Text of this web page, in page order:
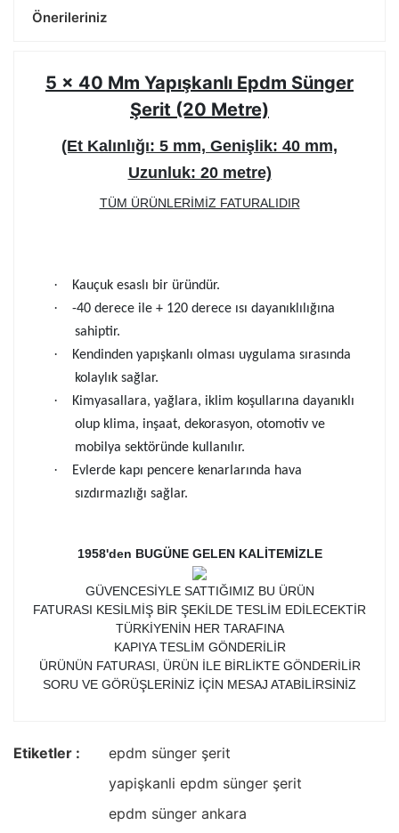
Önerileriniz
5 x 40 Mm Yapışkanlı Epdm Sünger
Şerit (20 Metre)
(Et Kalınlığı: 5 mm, Genişlik: 40 mm,
Uzunluk: 20 metre)
TÜM ÜRÜNLERİMİZ FATURALIDIR
· Kauçuk esaslı bir üründür.
·
-40 derece ile + 120 derece ısı dayanıklılığına
sahiptir.
·
Kendinden yapışkanlı olması uygulama sırasında
kolaylık sağlar.
·
Kimyasallara, yağlara, iklim koşullarına dayanıklı
olup klima, inşaat, dekorasyon, otomotiv ve
mobilya sektöründe kullanılır.
·
Evlerde kapı pencere kenarlarında hava
sızdırmazlığı sağlar.
1958'den BUGÜNE GELEN KALİTEMİZLE
GÜVENCESİYLE SATTIĞIMIZ BU ÜRÜN
FATURASI KESİLMİŞ BİR ŞEKİLDE TESLİM EDİLECEKTİR
TÜRKİYENİN HER TARAFINA
KAPIYA TESLİM GÖNDERİLİR
ÜRÜNÜN FATURASI, ÜRÜN İLE BİRLİKTE GÖNDERİLİR
SORU VE GÖRÜŞLERİNİZ İÇİN MESAJ ATABİLİRSİNİZ
Etiketler :
epdm sünger şerit
yapişkanli epdm sünger şerit
epdm sünger ankara